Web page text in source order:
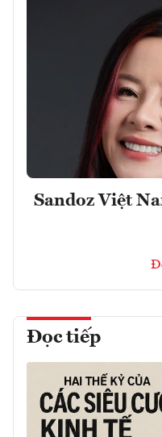
Sandoz Việt
Đọc tiếp